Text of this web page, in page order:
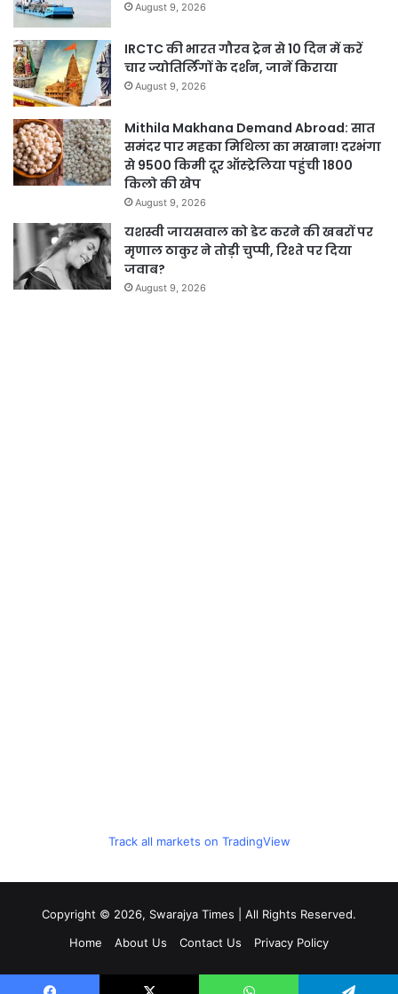
August 9, 2026
IRCTC की भारत गौरव ट्रेन से 10 दिन में करें
चार ज्योतिर्लिंगों के दर्शन, जानें किराया
August 9, 2026
Mithila Makhana Demand Abroad: सात
समंदर पार महका मिथिला का मखाना! दरभंगा
से 9500 किमी दूर ऑस्ट्रेलिया पहुंची 1800
किलो की खेप
August 9, 2026
यशस्वी जायसवाल को डेट करने की खबरों पर
मृणाल ठाकुर ने तोड़ी चुप्पी, रिश्ते पर दिया
जवाब?
August 9, 2026
Track all markets on TradingView
Copyright © 2026, Swarajya Times | All Rights Reserved.
Home
About Us Contact Us Privacy Policy